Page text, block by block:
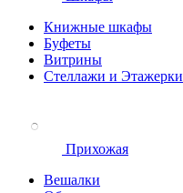
Книжные шкафы
Буфеты
Витрины
Стеллажи и Этажерки
Прихожая
Вешалки